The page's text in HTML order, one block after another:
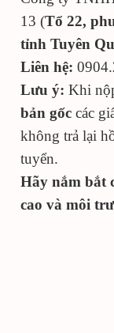
13 (Tổ 22,
tỉnh Tuyên
Liên hệ:
Lưu ý: Khi
bản gốc các
không trả lại
tuyển.
Hãy nắm bắt
cao và môi